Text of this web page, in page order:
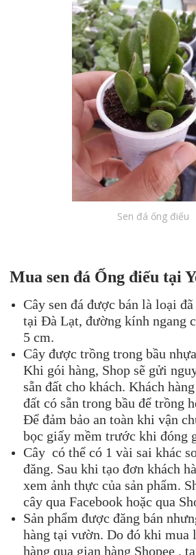
Sen đá ống điếu
Mua sen đá Ống điếu tại
Cây sen đá được bán là loại
tại Đà Lạt, đường kính ngang
5 cm.
Cây được trồng trong bầu
Khi gói hàng, Shop sẽ gửi
sẵn đất cho khách. Khách
đất có sẵn trong bầu để trồng
Để đảm bảo an toàn khi vận
bọc giấy mềm trước khi đóng
Cây có thể có 1 vài sai khác
đăng. Sau khi tạo đơn khách
xem ảnh thực của sản phẩm.
cây qua Facebook hoặc qua
Sản phẩm được đăng bán
hàng tại vườn. Do đó khi mua
hàng qua gian hàng Shopee ,